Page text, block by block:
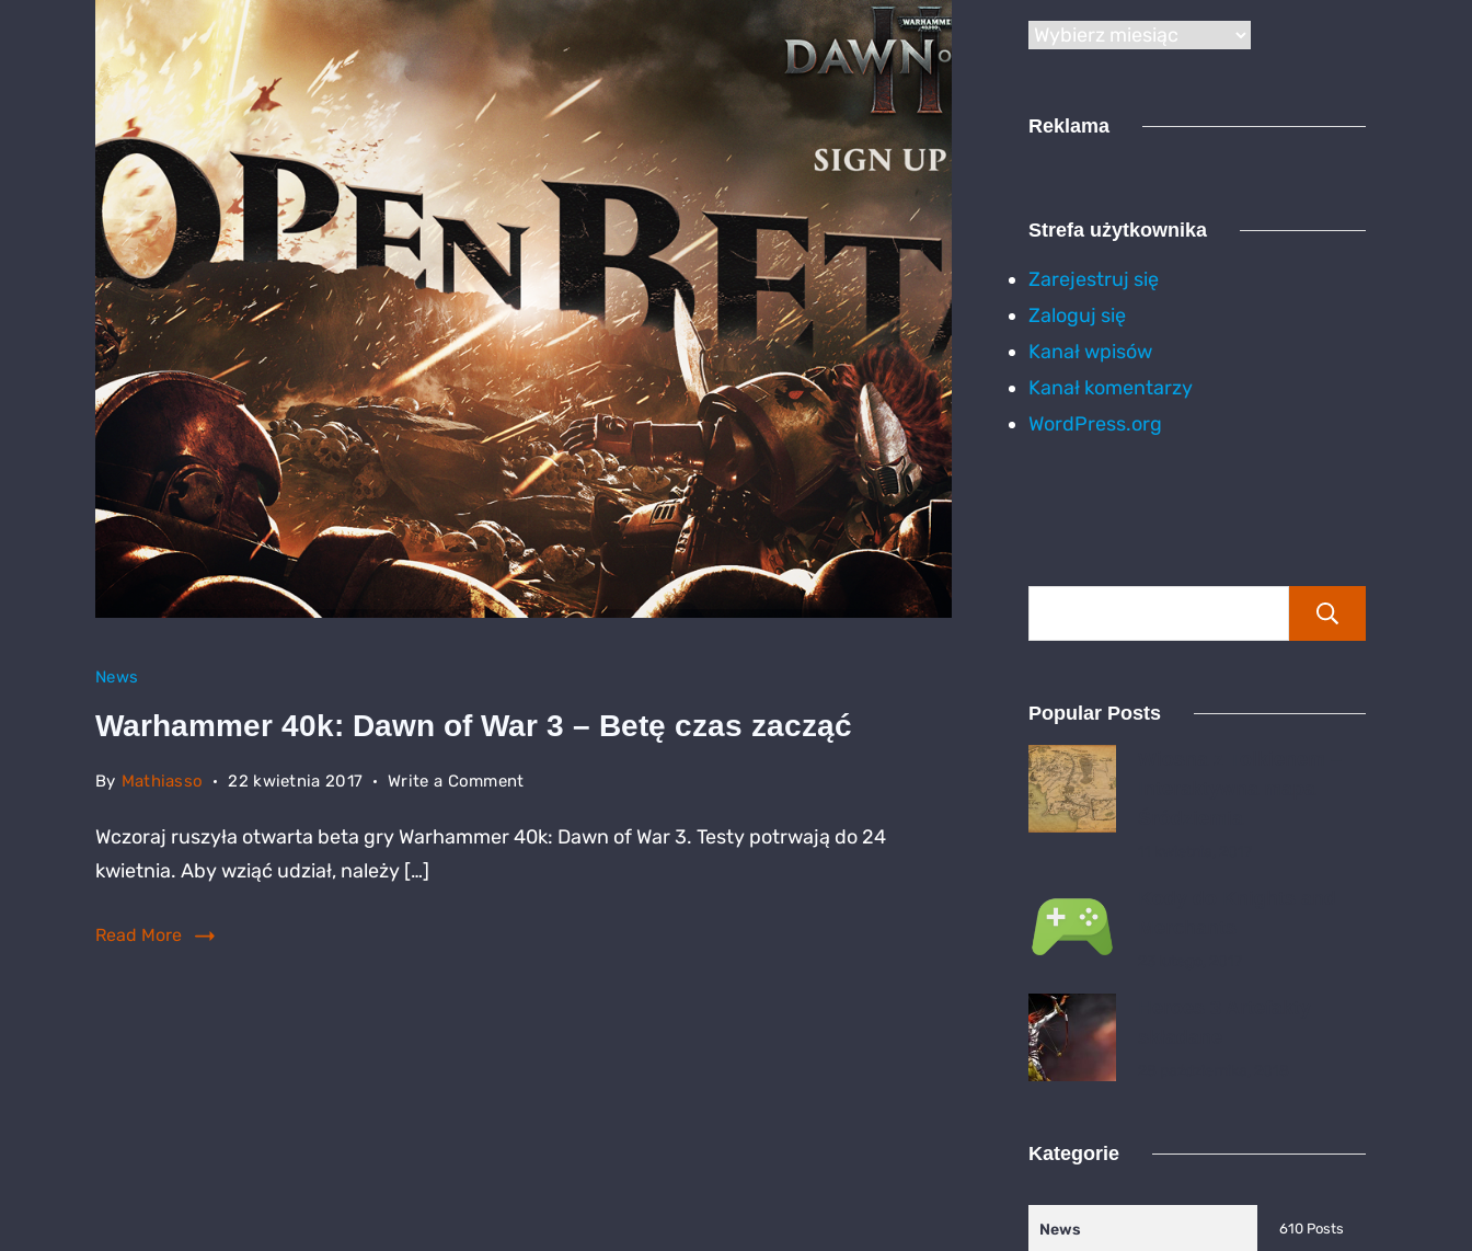
premiery
News
Warhammer 40k: Dawn of War 3 – Betę czas zacząć
By Mathiasso 22 kwietnia 2017 Write a Commenton
40k:
Wczoraj ruszyła otwarta beta gry Warhammer 40k: Dawn of War 3. Testy potrwają do 24
kwietnia. Aby wziąć udział, należy […]
Read More
Archiwum
Reklama
Strefa użytkownika
Zarejestruj się
Zaloguj się
Kanał wpisów
Kanał komentarzy
WordPress.org
Popular Posts
Kategorie
News 610 Posts